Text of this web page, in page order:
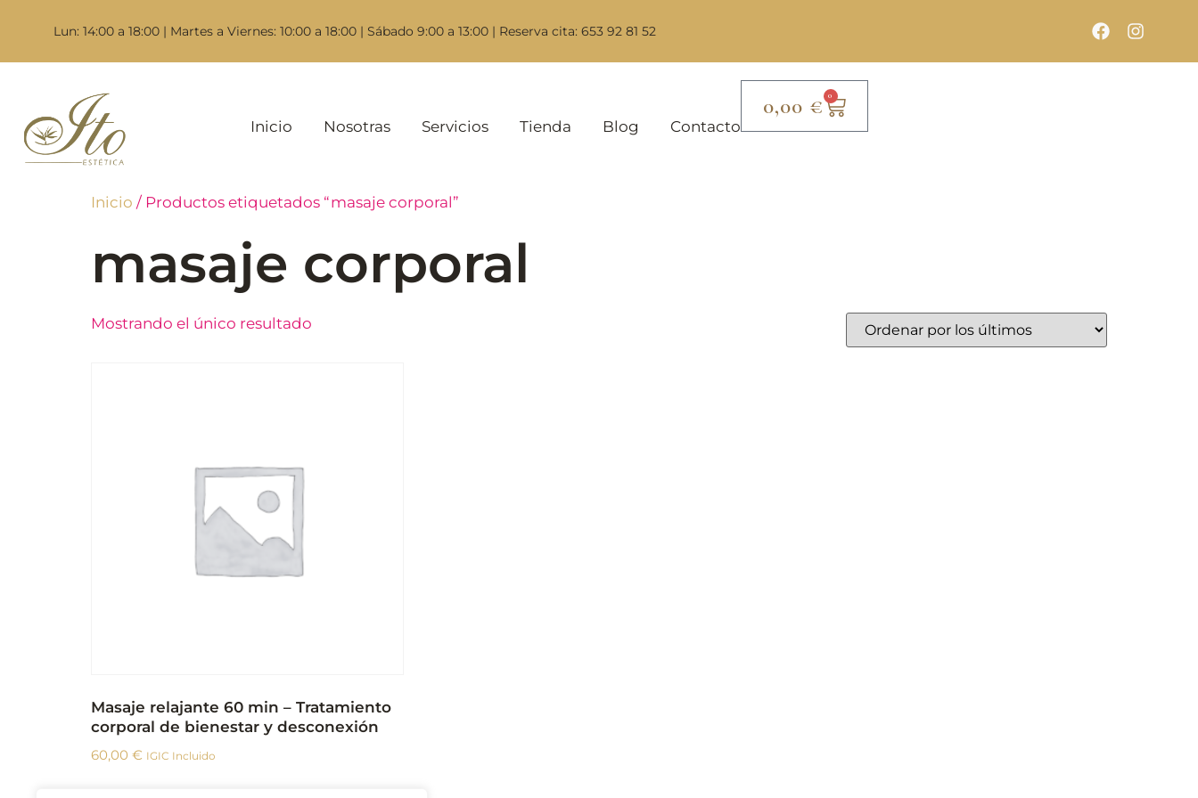
Lun: 14:00 a 18:00 | Martes a Viernes: 10:00 a 18:00 | Sábado 9:00 a 13:00 | Reserva cita: 653 92 81 52
Inicio Nosotras Servicios Tienda Blog Contacto
0,00 € 0
Inicio / Productos etiquetados “masaje corporal”
masaje corporal
Mostrando el único resultado
Masaje relajante 60 min – Tratamiento
corporal de bienestar y desconexión
60,00 € IGIC Incluido